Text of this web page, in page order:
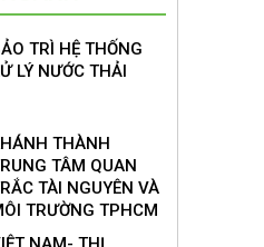
TRÌ HỆ THỐNG
LÝ NƯỚC THẢI
THÀNH
TÂM QUAN
TÀI NGUYÊN VÀ
TRƯỜNG TPHCM